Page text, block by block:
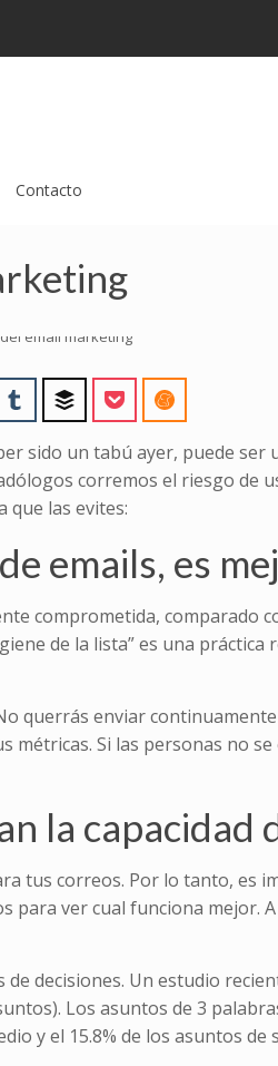
Contacto
sido un tabú ayer, puede ser
corremos el riesgo de
que las evites:
emails, es
comprometida, comparado
de la lista” es una práctica
querrás enviar
Si las personas no
la capacidad
tus correos. Por lo tanto, es
ver cual funciona mejor.
decisiones. Un estudio
Los asuntos de 3
y el 15.8% de los asuntos de